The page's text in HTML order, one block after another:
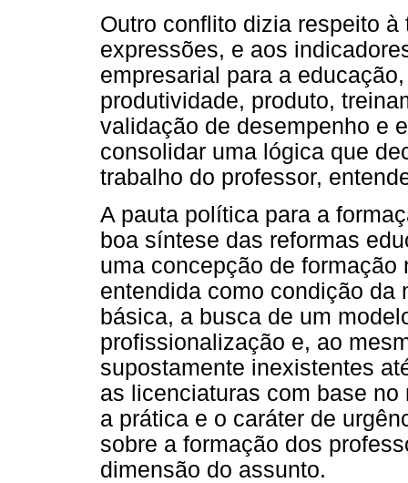
Outro conflito dizia respeito
expressões, e aos
empresarial para a
produtividade, produto,
validação de desempenho e
consolidar uma lógica que
trabalho do professor,
A pauta política para a
boa síntese das reformas
uma concepção de
entendida como condição da
básica, a busca de um
profissionalização e, ao
supostamente inexistentes
as licenciaturas com base
a prática e o caráter de
sobre a formação dos
dimensão do assunto.